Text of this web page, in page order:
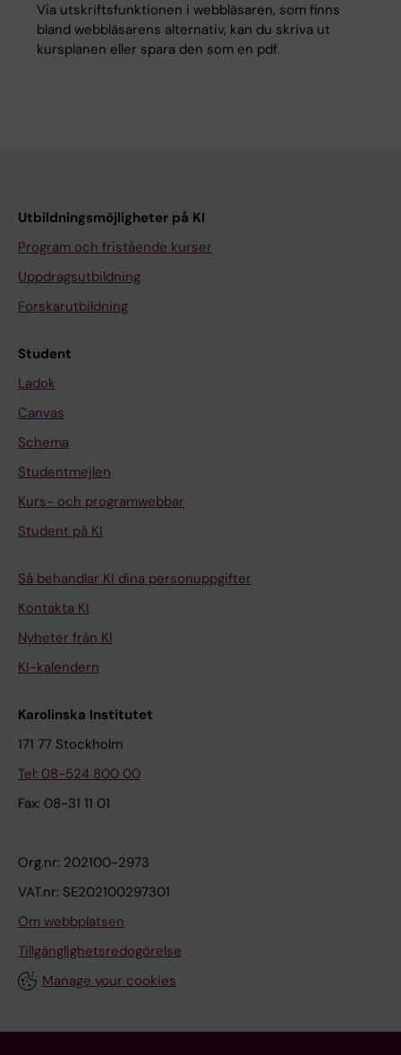
Via utskriftsfunktionen i webbläsaren, som finns
bland webbläsarens alternativ, kan du skriva ut
kursplanen eller spara den som en pdf.
Utbildningsmöjligheter på KI
Program och fristående kurser
Uppdragsutbildning
Forskarutbildning
Student
Ladok
Canvas
Schema
Studentmejlen
Kurs- och programwebbar
Student på KI
Så behandlar KI dina personuppgifter
Kontakta KI
Nyheter från KI
KI-kalendern
Karolinska Institutet
171 77 Stockholm
Tel: 08-524 800 00
Fax: 08-31 11 01
Org.nr: 202100-2973
VAT.nr: SE202100297301
Om webbplatsen
Tillgänglighetsredogörelse
Manage your cookies